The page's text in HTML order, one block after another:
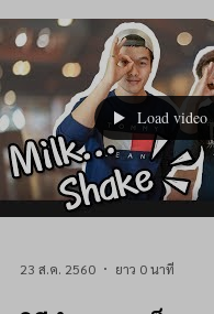
Load video
23 ส.ค. 2560 ยาว 0 นาที